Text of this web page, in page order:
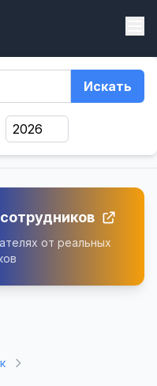
Искать
от реальных